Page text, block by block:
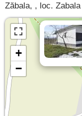
Zăbala, , loc. Zabala
+
−